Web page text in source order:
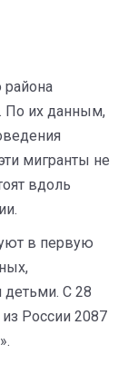
района
По их данным,
мигранты не
вдоль
в первую
С 28
России 2087